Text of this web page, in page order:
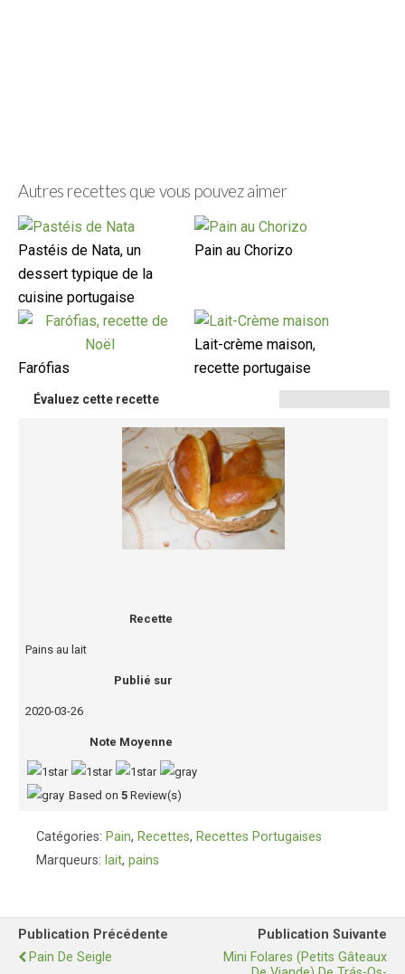
Autres recettes que vous pouvez aimer
Pastéis de Nata, un
dessert typique de la
cuisine portugaise
Pain au Chorizo
Farófias
Lait-crème maison,
recette portugaise
Évaluez cette recette
Recette
Pains au lait
Publié sur
2020-03-26
Note Moyenne
Based on 5 Review(s)
Catégories: Pain, Recettes, Recettes Portugaises
Marqueurs: lait, pains
Publication Précédente
Pain De Seigle
Publication Suivante
Mini Folares (Petits Gâteaux